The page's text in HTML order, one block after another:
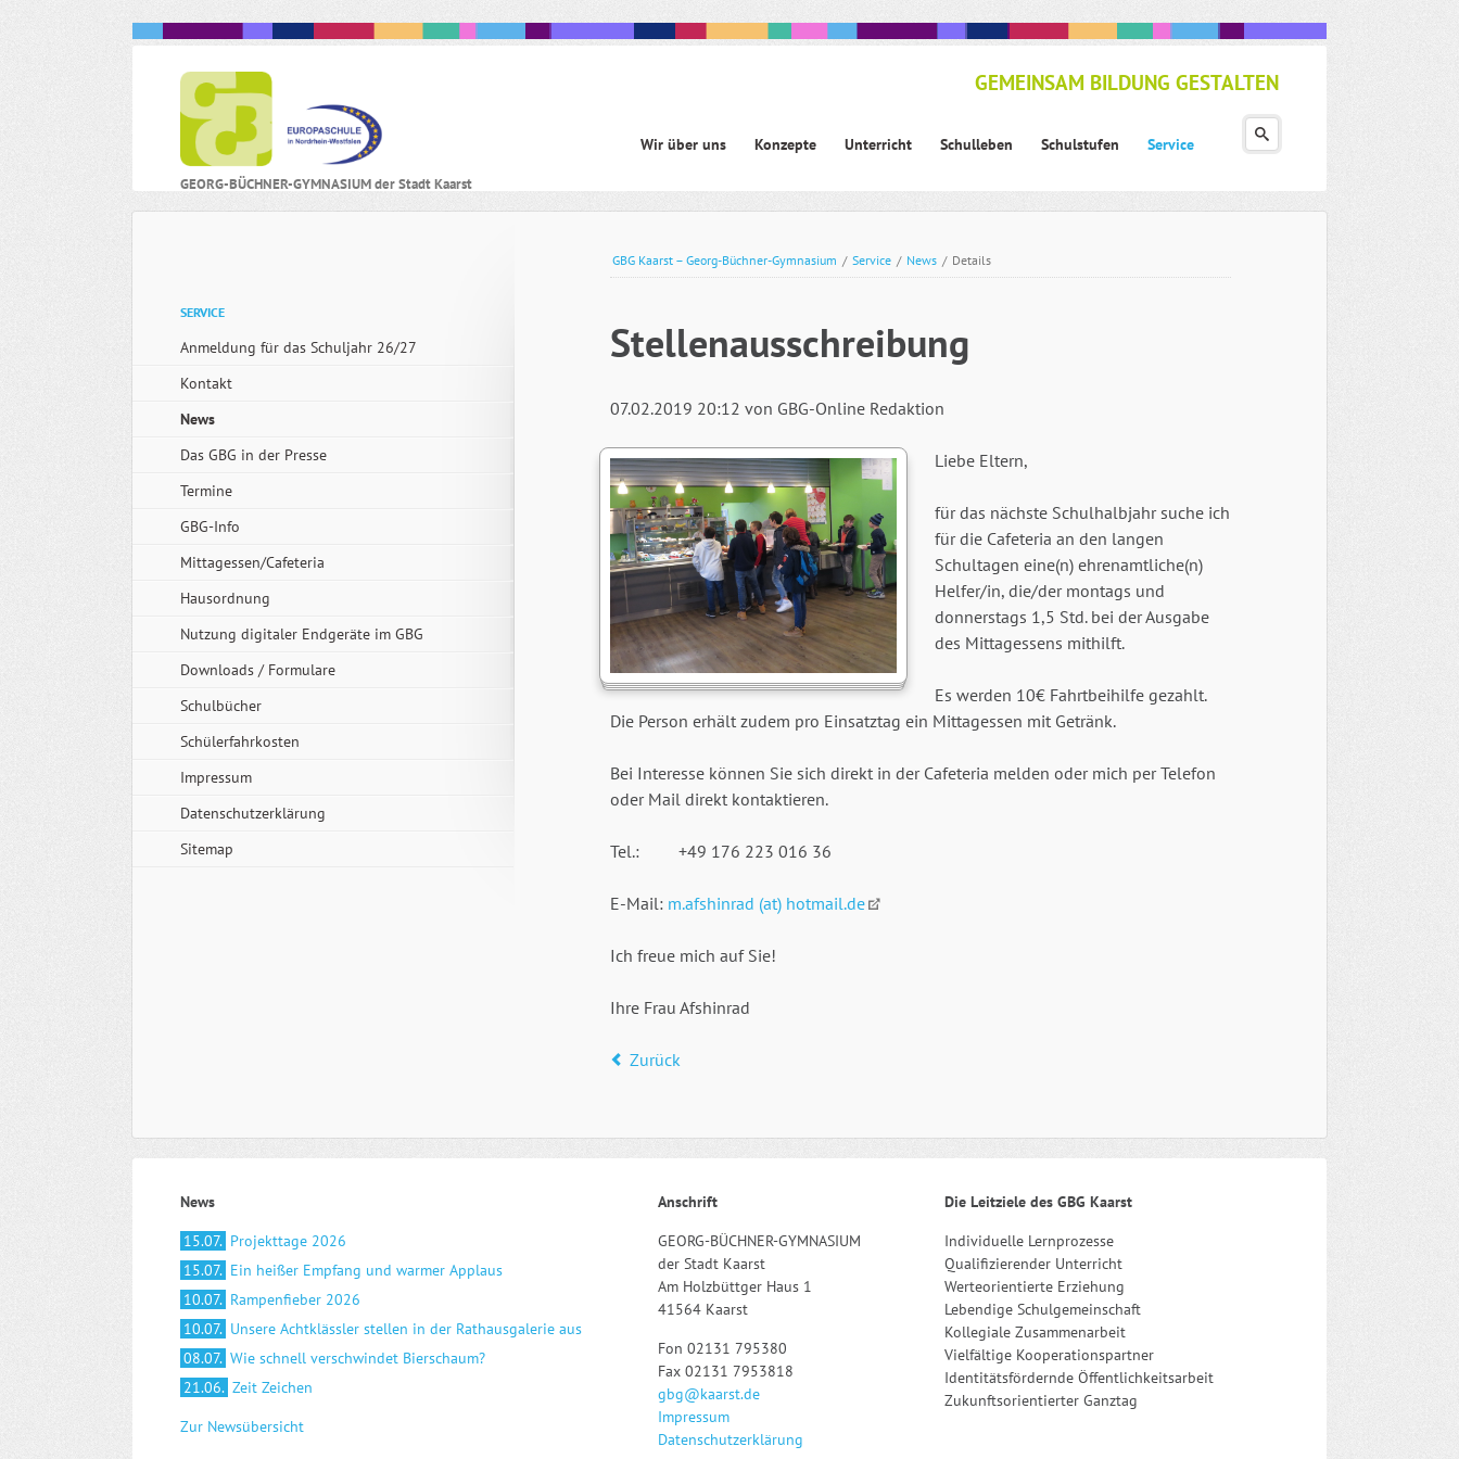
GEORG-BÜCHNER-GYMNASIUM der Stadt Kaarst
Navigation
Wir über uns Konzepte Unterricht Schulleben Schulstufen Service
Navigation
GEMEINSAM BILDUNG GESTALTEN
GBG Kaarst – Georg-Büchner-Gymnasium / Service / News / Details
Stellenausschreibung
07.02.2019 20:12 von GBG-Online Redaktion
Liebe Eltern,
für das nächste Schulhalbjahr suche ich
für die Cafeteria an den langen
Schultagen eine(n) ehrenamtliche(n)
Helfer/in, die/der montags und
donnerstags 1,5 Std. bei der Ausgabe
des Mittagessens mithilft.
Es werden 10€ Fahrtbeihilfe gezahlt.
Die Person erhält zudem pro Einsatztag ein Mittagessen mit Getränk.
Bei Interesse können Sie sich direkt in der Cafeteria melden oder mich per Telefon
oder Mail direkt kontaktieren.
Tel.: +49 176 223 016 36
E-Mail: m.afshinrad (at) hotmail.de
Ich freue mich auf Sie!
Ihre Frau Afshinrad
Zurück
Navigation
SERVICE
Anmeldung für das Schuljahr 26/27
Kontakt
News
Das GBG in der Presse
Termine
GBG-Info
Mittagessen/Cafeteria
Hausordnung
Nutzung digitaler Endgeräte im GBG
Downloads / Formulare
Schulbücher
Schülerfahrkosten
Impressum
Datenschutzerklärung
Sitemap
News
15.07. Projekttage 2026
15.07. Ein heißer Empfang und warmer Applaus
10.07. Rampenfieber 2026
10.07. Unsere Achtklässler stellen in der Rathausgalerie aus
08.07. Wie schnell verschwindet Bierschaum?
21.06. Zeit Zeichen
Zur Newsübersicht
Anschrift
GEORG-BÜCHNER-GYMNASIUM
der Stadt Kaarst
Am Holzbüttger Haus 1
41564 Kaarst
Fon 02131 795380
Fax 02131 7953818
gbg@kaarst.de
Impressum
Datenschutzerklärung
Die Leitziele des GBG Kaarst
Individuelle Lernprozesse
Qualifizierender Unterricht
Werteorientierte Erziehung
Lebendige Schulgemeinschaft
Kollegiale Zusammenarbeit
Vielfältige Kooperationspartner
Identitätsfördernde Öffentlichkeitsarbeit
Zukunftsorientierter Ganztag